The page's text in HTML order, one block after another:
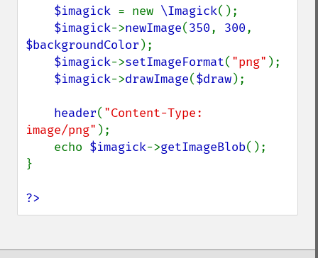
$imagick = new \Imagick();
$imagick->newImage(350, 300
$backgroundColor );
$imagick->setImageFormat( "png" );
$imagick->drawImage($draw);
header( "Content-Type:
image/png" );
    echo
$imagick->getImageBlob();
}
?>